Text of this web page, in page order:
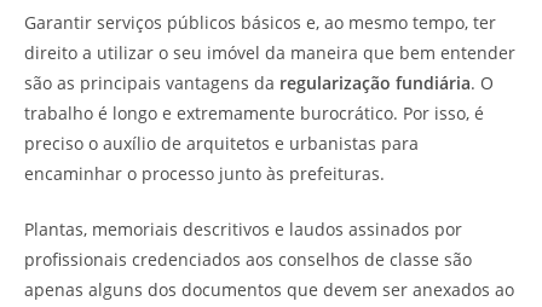
Garantir serviços públicos básicos e, ao mesmo tempo, ter
direito a utilizar o seu imóvel da maneira que bem entender
são as principais vantagens da regularização fundiária. O
trabalho é longo e extremamente burocrático. Por isso, é
preciso o auxílio de arquitetos e urbanistas para
encaminhar o processo junto às prefeituras.
Plantas, memoriais descritivos e laudos assinados por
profissionais credenciados aos conselhos de classe são
apenas alguns dos documentos que devem ser anexados ao